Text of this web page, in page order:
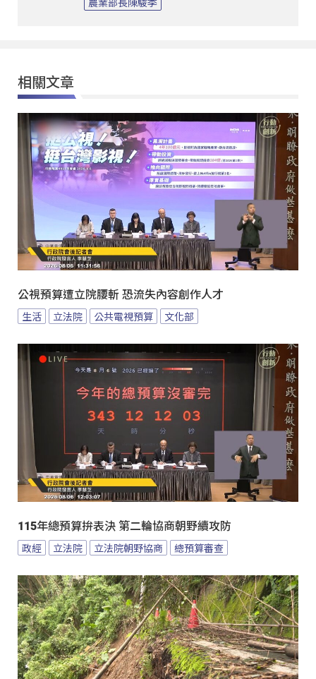
農業部長陳駿季
相關文章
公視預算遭立院腰斬 恐流失內容創作人才
生活 立法院 公共電視預算 文化部
115年總預算拚表決 第二輪協商朝野續攻防
政經 立法院 立法院朝野協商 總預算審查